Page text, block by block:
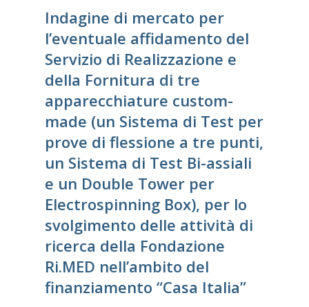
Indagine di mercato per
l’eventuale affidamento del
Servizio di Realizzazione e
della Fornitura di tre
apparecchiature custom-
made (un Sistema di Test per
prove di flessione a tre punti,
un Sistema di Test Bi-assiali
e un Double Tower per
Electrospinning Box), per lo
svolgimento delle attività di
ricerca della Fondazione
Ri.MED nell’ambito del
finanziamento “Casa Italia”